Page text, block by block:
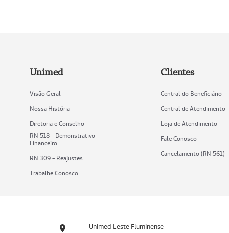
Unimed
Visão Geral
Nossa História
Diretoria e Conselho
RN 518 - Demonstrativo
Financeiro
RN 309 - Reajustes
Trabalhe Conosco
Clientes
Central do Beneficiário
Central de Atendimento
Loja de Atendimento
Fale Conosco
Cancelamento (RN 561)
Unimed Leste Fluminense